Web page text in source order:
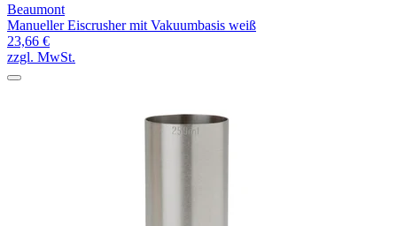
Beaumont
Manueller Eiscrusher mit Vakuumbasis weiß
23,66 €
zzgl. MwSt.